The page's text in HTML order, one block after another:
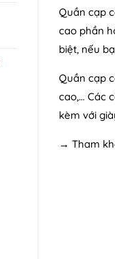
Quần cạp
cao phần
biệt, nếu
Quần cạp
cao,… Các
kèm với
→ Tham